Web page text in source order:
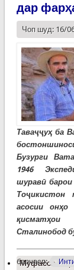
дар
Чоп шуд: 16/
Таваҷҷуҳ ба
Бузурги
1946
шуравӣ
асосии
Сталинобод
барчасп:
Муфассалтар